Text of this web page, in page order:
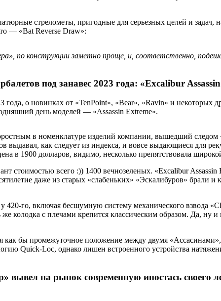
стрелометы, пригодные для серьезных целей и задач,
— «Bat Reverse Draw»:
по конструкции заметно проще, и, соответственно,
под занавес 2023 года: «Excalibur
о новинках от «TenPoint», «Bear», «Ravin» и некоторых
день моделей — «Assassin Extreme».
в номенклатуре изделий компании, вышедший
выдавал, как следует из индекса, и вовсе выдающиеся для
в 1900 долларов, видимо, несколько препятствовала
стоимостью всего :)) 1400 вечнозеленых. «Excalibur Assassin
даже из старых «слабеньких» «Эскалибуров» брали
го, включая бесшумную систему механического взвода
колодка с плечами крепится классическим образом. Да, ну
как бы промежуточное положение между двумя
Quick-Loc, однако лишен встроенного устройства
на рынок современную ипостась своего